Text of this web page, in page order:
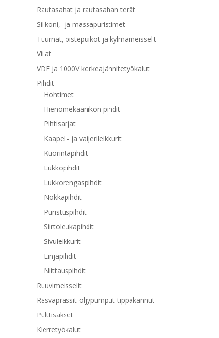
Rautasahat ja rautasahan terät
Silikoni,- ja massapuristimet
Tuurnat, pistepuikot ja kylmämeisselit
Viilat
VDE ja 1000V korkeajännitetyökalut
Pihdit
Hohtimet
Hienomekaanikon pihdit
Pihtisarjat
Kaapeli- ja vaijerileikkurit
Kuorintapihdit
Lukkopihdit
Lukkorengaspihdit
Nokkapihdit
Puristuspihdit
Siirtoleukapihdit
Sivuleikkurit
Linjapihdit
Niittauspihdit
Ruuvimeisselit
Rasvaprässit-öljypumput-tippakannut
Pulttisakset
Kierretyökalut